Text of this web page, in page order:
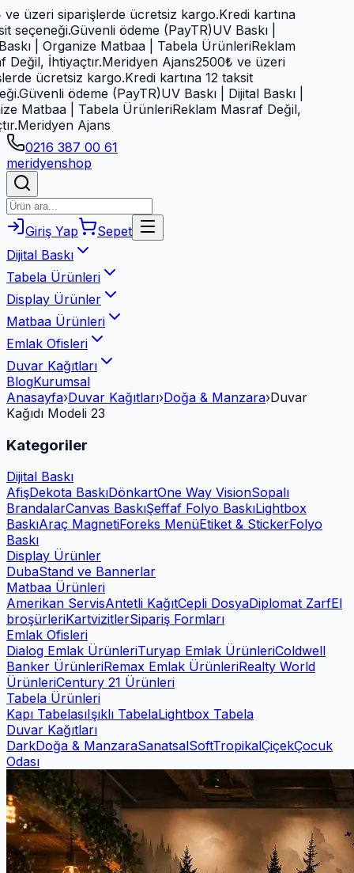
üzeri siparişlerde ücretsiz kargo.Kredi kartına
seçeneği.Güvenli ödeme (PayTR)UV Baskı |
| Organize Matbaa | Tabela ÜrünleriReklam
İhtiyaçtır.Meridyen Ajans2500₺ ve üzeri
ücretsiz kargo.Kredi kartına 12 taksit
Güvenli ödeme (PayTR)UV Baskı | Dijital Baskı |
Matbaa | Tabela ÜrünleriReklam Masraf Değil,
Meridyen Ajans
0216 387 00 61
meridyenshop
Giriş Yap
Sepet
Dijital Baskı
Tabela Ürünleri
Display Ürünler
Matbaa Ürünleri
Emlak Ofisleri
Duvar Kağıtları
BlogKurumsal
Anasayfa›Duvar Kağıtları›Doğa & Manzara›Duvar
Kağıdı Modeli 23
Kategoriler
Dijital Baskı
AfişDekota BaskıDönkartOne Way VisionSopalı
BrandalarCanvas BaskıŞeffaf Folyo BaskıLightbox
BaskıAraç MagnetiForeks MenüEtiket & StickerFolyo
Baskı
Display Ürünler
DubaStand ve Bannerlar
Matbaa Ürünleri
Amerikan ServisAntetli KağıtCepli DosyaDiplomat ZarfEl
broşürleriKartvizitlerSipariş Formları
Emlak Ofisleri
Dialog Emlak ÜrünleriTuryap Emlak ÜrünleriColdwell
Banker ÜrünleriRemax Emlak ÜrünleriRealty World
ÜrünleriCentury 21 Ürünleri
Tabela Ürünleri
Kapı TabelasıIşıklı TabelaLightbox Tabela
Duvar Kağıtları
DarkDoğa & ManzaraSanatsalSoftTropikalÇiçekÇocuk
Odası